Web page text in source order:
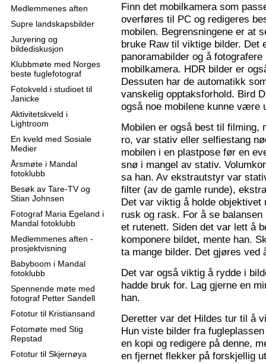
Medlemmenes aften
Supre landskapsbilder
Juryering og
bildediskusjon
Klubbmøte med Norges
beste fuglefotograf
Fotokveld i studioet til
Janicke
Aktivitetskveld i
Lightroom
En kveld med Sosiale
Medier
Årsmøte i Mandal
fotoklubb
Besøk av Tare-TV og
Stian Johnsen
Fotograf Maria Egeland i
Mandal fotoklubb
Medlemmenes aften -
prosjektvisning
Babyboom i Mandal
fotoklubb
Spennende møte med
fotograf Petter Sandell
Fototur til Kristiansand
Fotomøte med Stig
Repstad
Fototur til Skjernøya
Finn det mobilkamera som
overføres til PC og redigeres
mobilen. Begrensningene er at
bruke Raw til viktige bilder. Det
panoramabilder og å
mobilkamera. HDR bilder er
Dessuten har de automatikk
vanskelig opptaksforhold. Bird
også noe mobilene kunne være
Mobilen er også best til filming,
ro, var stativ eller selfiestang
mobilen i en plastpose før en
snø i mangel av stativ.
sa han. Av ekstrautstyr var
filter (av de gamle runde),
Det var viktig å holde
rusk og rask. For å se
et rutenett. Siden det var lett å
komponere bildet, mente han.
ta mange bilder. Det gjøres ved
Det var også viktig å rydde i
hadde bruk for. Lag gjerne en
han.
Deretter var det Hildes tur til å
Hun viste bilder fra
en kopi og redigere på denne,
en fjernet flekker på forskjellig